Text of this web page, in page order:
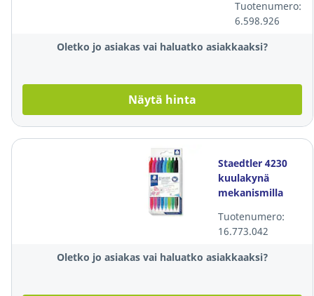
kpl=36 kynää
Tuotenumero:
6.598.926
Oletko jo asiakas vai haluatko asiakkaaksi?
Näytä hinta
Staedtler 4230
kuulakynä
mekanismilla
värilajitelma,
1kpl= 8 kynää
Tuotenumero:
16.773.042
Oletko jo asiakas vai haluatko asiakkaaksi?